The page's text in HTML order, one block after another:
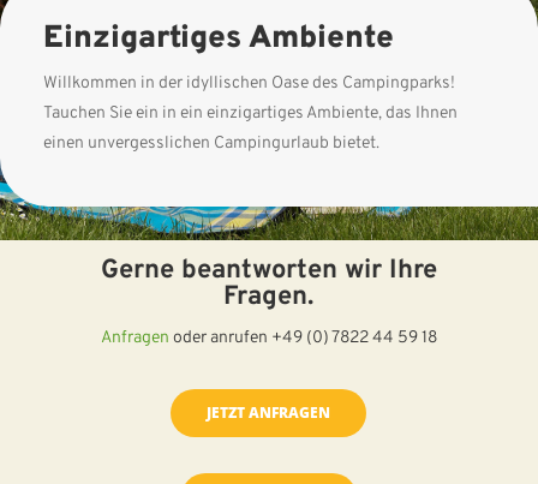
Einzigartiges Ambiente
Willkommen in der idyllischen Oase des Campingparks!
Tauchen Sie ein in ein einzigartiges Ambiente, das Ihnen
einen unvergesslichen Campingurlaub bietet.
Gerne beantworten wir Ihre
Fragen.
Anfragen oder anrufen +49 (0) 7822 44 59 18
JETZT ANFRAGEN